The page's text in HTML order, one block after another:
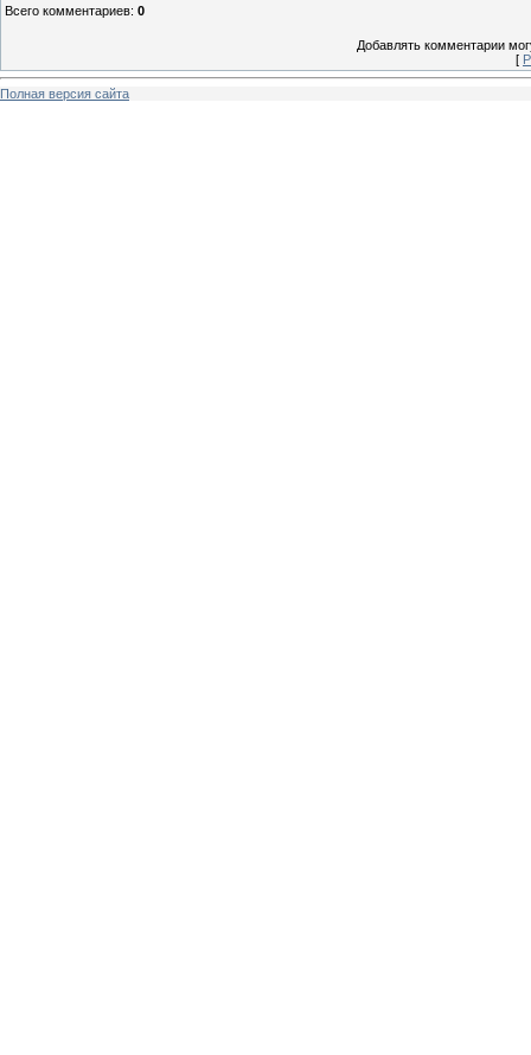
Всего комментариев: 0
Добавлять комментарии
[
Полная версия сайта